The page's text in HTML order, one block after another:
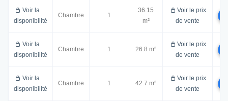
Voir la
disponibilité
Chambre 1
36.15
m²
Voir le prix
de vente
Voir la
disponibilité
Chambre 1 26.8 m²
Voir le prix
de vente
Voir la
disponibilité
Chambre 1 42.7 m²
Voir le prix
de vente